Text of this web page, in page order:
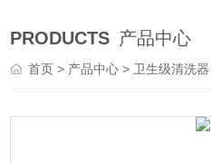
PRODUCTS 产品中心
首页> 产品中心 >卫生级清洗器